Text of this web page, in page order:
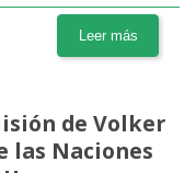
Leer más
de Volker
las Naciones